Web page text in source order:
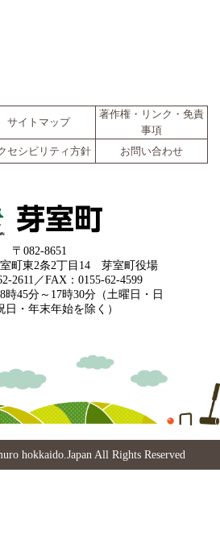
サイトマップ
著作権・リンク・免責
事項
セシビリティ方針 お問い合わせ
〒082-8651
町東2条2丁目14 芽室町役場
2611／FAX：0155-62-4599
8時45分～17時30分（土曜日・日
日・年末年始を除く）
hokkaido.Japan All Rights Reserved